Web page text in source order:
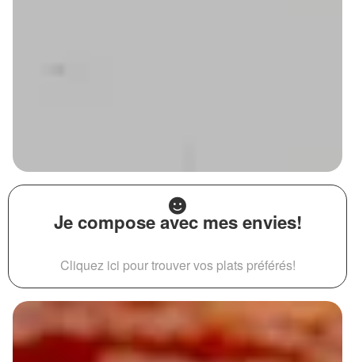
Je compose avec mes envies!
Cliquez ici pour trouver vos plats préférés!